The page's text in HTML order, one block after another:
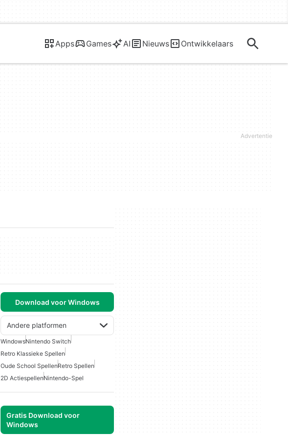
Apps Games AI Nieuws Ontwikkelaars
Download voor Windows
Andere platformen
WindowsNintendo Switch
Retro Klassieke Spellen
Oude School SpellenRetro Spellen
2D ActiespellenNintendo-Spel
Gratis Download voor
Windows